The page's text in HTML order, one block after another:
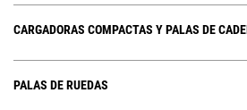
CARGADORAS COMPACTAS Y PALAS DE
PALAS DE RUEDAS